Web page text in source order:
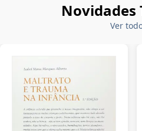
Novidades
Ver